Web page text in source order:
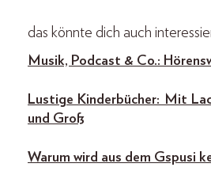
das könnte dich auch
Musik, Podcast & Co.:
Lustige Kinderbücher: Mit
und Groß
Warum wird aus dem Gspusi